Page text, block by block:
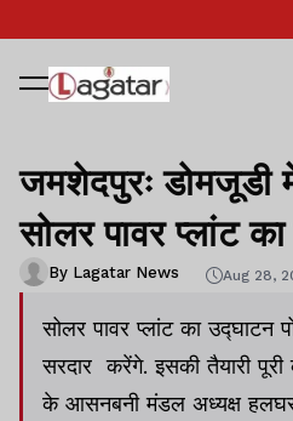
जमशेदपुरः डोमजूडी
सोलर पावर प्लांट
By Lagatar News Aug 28,
सोलर पावर प्लांट का उद्घाटन
सरदार करेंगे. इसकी तैयारी
के आसनबनी मंडल अध्यक्ष हलघर दास ने